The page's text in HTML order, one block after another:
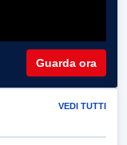
Guarda ora
VEDI TUTTI